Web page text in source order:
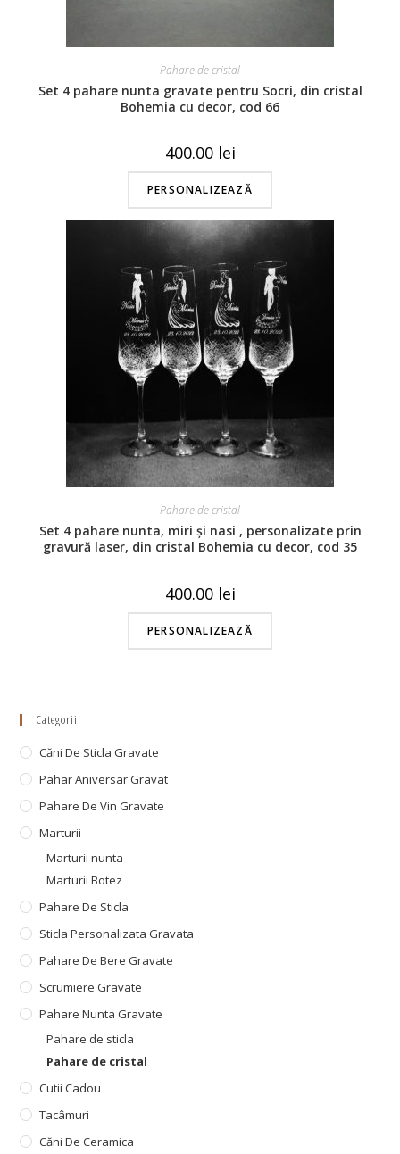
Pahare de cristal
Set 4 pahare nunta gravate pentru Socri, din cristal
Bohemia cu decor, cod 66
400.00 lei
PERSONALIZEAZĂ
Pahare de cristal
Set 4 pahare nunta, miri și nasi , personalizate prin
gravură laser, din cristal Bohemia cu decor, cod 35
400.00 lei
PERSONALIZEAZĂ
Categorii
Căni De Sticla Gravate
Pahar Aniversar Gravat
Pahare De Vin Gravate
Marturii
Marturii nunta
Marturii Botez
Pahare De Sticla
Sticla Personalizata Gravata
Pahare De Bere Gravate
Scrumiere Gravate
Pahare Nunta Gravate
Pahare de sticla
Pahare de cristal
Cutii Cadou
Tacâmuri
Căni De Ceramica